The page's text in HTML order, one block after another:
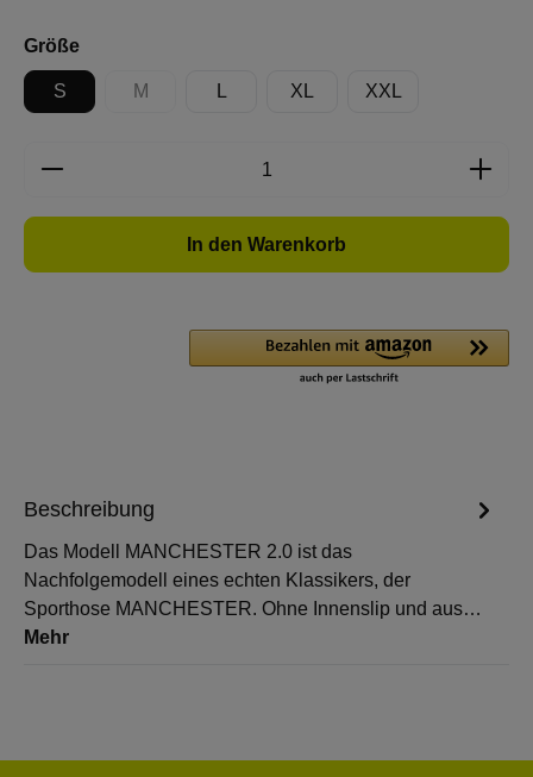
Größeauswählen
S M
(Diese Option ist zurzeit nicht verfügbar.)
L XL XXL
Produkt Anzahl: Gib den gewünschten
In den Warenkorb
Beschreibung
Das Modell MANCHESTER 2.0 ist das
Nachfolgemodell eines echten Klassikers, der
Sporthose MANCHESTER. Ohne Innenslip und aus…
Mehr